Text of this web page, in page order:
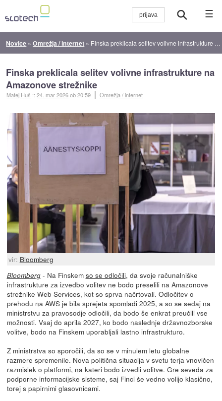
☰
Novice »Omrežja / internet » Finska preklicala selitev volivne infrastrukture na Amazonove strežnike
Finska preklicala selitev volivne infrastrukture na
Amazonove strežnike
Matej Huš ::24. mar 2026ob 20:59 Omrežja / internet
vir: Bloomberg
Bloomberg- Na Finskem so se odločili, da svoje računalniške
infrastrukture za izvedbo volitev ne bodo preselili na Amazonove
strežnike Web Services, kot so sprva načrtovali. Odločitev o
prehodu na AWS je bila sprejeta spomladi 2025, a so se sedaj na
ministrstvu za pravosodje odločili, da bodo še enkrat preučili vse
možnosti. Vsaj do aprila 2027, ko bodo naslednje državnozborske
volitve, bodo na Finskem uporabljali lastno infrastrukturo.
Z ministrstva so sporočili, da so se v minulem letu globalne
razmere spremenile. Nova politična situacija v svetu terja vnovičen
razmislek o platformi, na kateri bodo izvedli volitve. Gre seveda za
podporne informacijske sisteme, saj Finci še vedno volijo klasično,
torej s papirnimi glasovnicami.